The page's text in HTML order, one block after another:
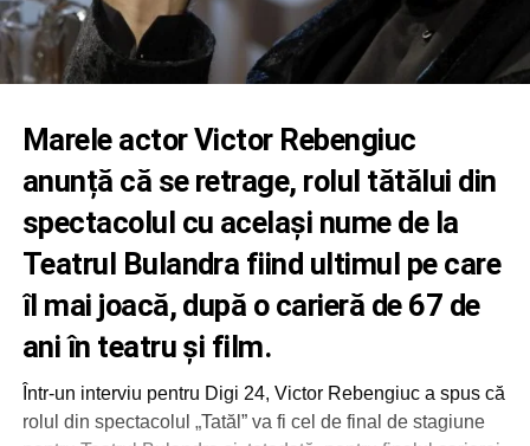
Marele actor Victor Rebengiuc
anunță că se retrage, rolul tătălui din
spectacolul cu același nume de la
Teatrul Bulandra fiind ultimul pe care
îl mai joacă, după o carieră de 67 de
ani în teatru și film.
Într-un interviu pentru Digi 24, Victor Rebengiuc a spus că
rolul din spectacolul „Tatăl” va fi cel de final de stagiune